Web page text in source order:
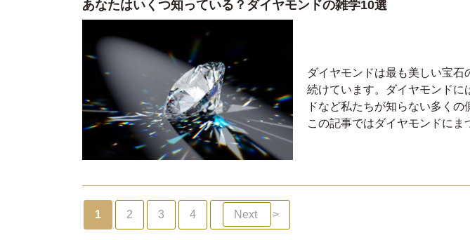
あなたはいくつ知っている？ダイヤモンドの雑学10選
ダイヤモンドは最も美しい宝
続けています。ダイヤモンドに
ドなど私たちが知らない多くの
この記事ではダイヤモンドにま
1 2 3 4 Next >